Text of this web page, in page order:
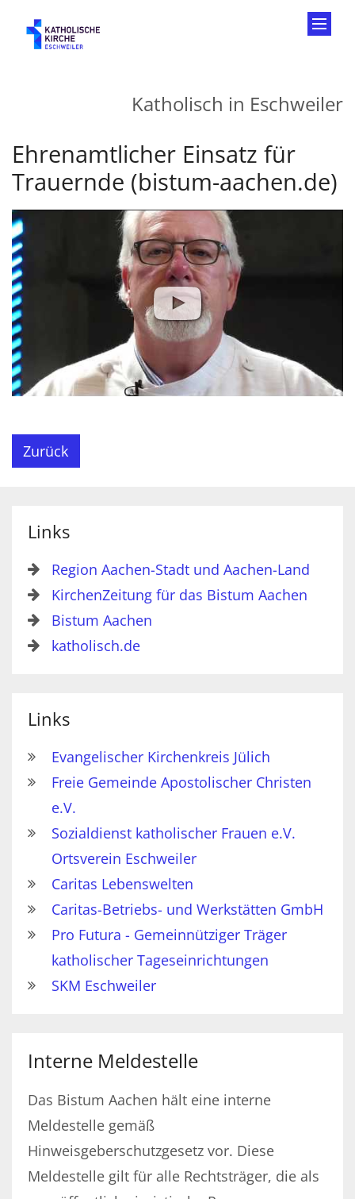
Katholisch in Eschweiler
Ehrenamtlicher Einsatz für
Trauernde (bistum-aachen.de)
Zurück
Links
Region Aachen-Stadt und Aachen-Land
KirchenZeitung für das Bistum Aachen
Bistum Aachen
katholisch.de
Links
Evangelischer Kirchenkreis Jülich
Freie Gemeinde Apostolischer Christen
e.V.
Sozialdienst katholischer Frauen e.V.
Ortsverein Eschweiler
Caritas Lebenswelten
Caritas-Betriebs- und Werkstätten GmbH
Pro Futura - Gemeinnütziger Träger
katholischer Tageseinrichtungen
SKM Eschweiler
Interne Meldestelle
Das Bistum Aachen hält eine interne
Meldestelle gemäß
Hinweisgeberschutzgesetz vor. Diese
Meldestelle gilt für alle Rechtsträger, die als